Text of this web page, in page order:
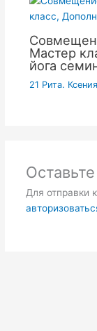
Мастер
йога
21 Рита.
Для отправки